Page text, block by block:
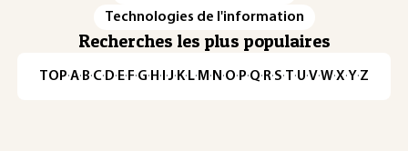
Technologies de l'information
Recherches les plus populaires
TOP·A·B·C· D· E· F·G· H · ·J· K· L· M · N ·O· P·Q· R·S·T·U·V·W·X·Y·Z